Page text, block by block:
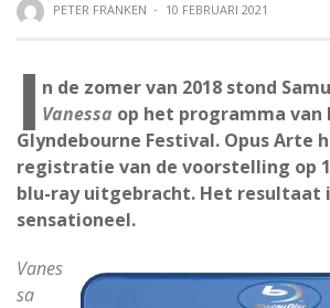
PETER FRANKEN · 10 FEBRUARI 2021
I n de zomer van 2018 stond
Vanessa op het programma van
Glyndebourne Festival. Opus Arte
registratie van de voorstelling op
blu-ray uitgebracht. Het resultaat
sensationeel.
Vanes
sa